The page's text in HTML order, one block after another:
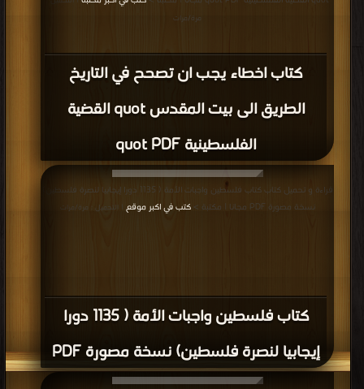
كتاب اخطاء يجب ان تصحح في التاريخ
الطريق الى بيت المقدس quot القضية
الفلسطينية quot PDF
مرة/مرات
كتاب فلسطين واجبات الأمة ( 1135 دورا
إيجابيا لنصرة فلسطين) نسخة مصورة PDF
قراءة و تحميل كتاب كتاب فلسطين واجبات الأمة ( 1135 دورا إيجابيا لنصرة فلسطين)
نسخة مصورة PDF مجانا | مكتبة >
كتب في اكبر موقع | التحميل : مرة/مرات